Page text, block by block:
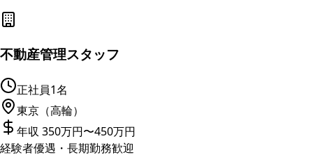
不動産管理スタッフ
正社員1名
東京（高輪）
年収 350万円〜450万円
経験者優遇・長期勤務歓迎